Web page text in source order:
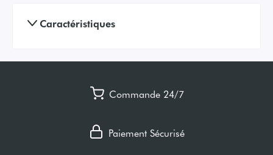
Caractéristiques
Commande 24/7
Paiement Sécurisé